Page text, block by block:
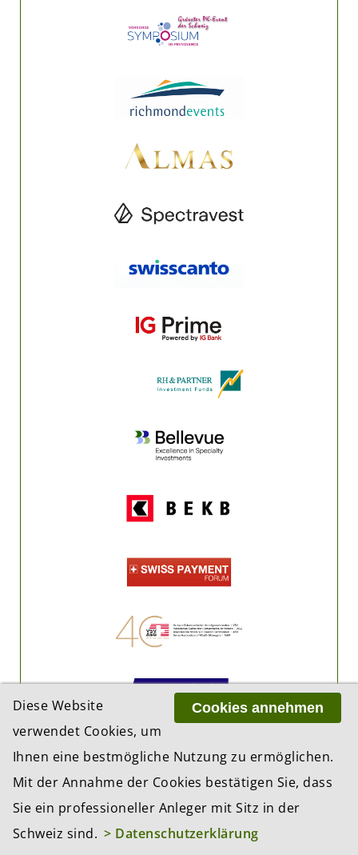
Cookies annehmen
Diese Website
verwendet Cookies, um
Ihnen eine bestmögliche Nutzung zu ermöglichen.
Mit der Annahme der Cookies bestätigen Sie, dass
Sie ein professioneller Anleger mit Sitz in der
Schweiz sind. > Datenschutzerklärung